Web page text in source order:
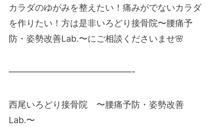
カラダのゆがみを整えたい！痛みがでないカラダ
を作りたい！方は是非いろどり接骨院〜腰痛予
防・姿勢改善Lab.〜にご相談くださいませ🌸
——————————————-
西尾いろどり接骨院 〜腰痛予防・姿勢改善
Lab.〜